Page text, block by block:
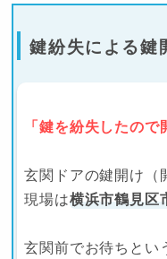
鍵紛失による鍵
「鍵を紛失したので
玄関ドアの鍵開け（
現場は横浜市鶴見区
玄関前でお待ちとい